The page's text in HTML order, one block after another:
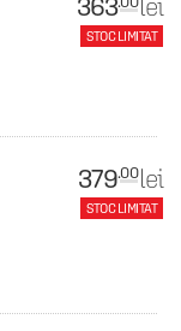
lei
STOC LIMITAT
379.00 lei
STOC LIMITAT